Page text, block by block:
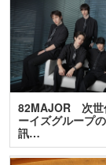
82MAJOR 次世
ーイズグループ
訊…